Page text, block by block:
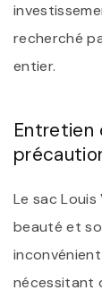
recherché
entier.
Entretien
Le sac
beauté et
nécessitant